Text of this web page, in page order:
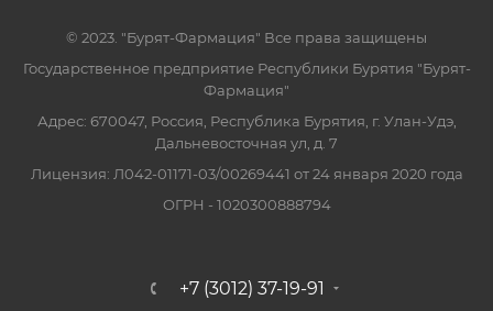
© 2023. "Бурят-Фармация" Все права защищены
Государственное предприятие Республики Бурятия "Бурят-
Фармация"
Адрес: 670047, Россия, Республика Бурятия, г. Улан-Удэ,
Дальневосточная ул, д. 7
Лицензия: Л042-01171-03/00269441 от 24 января 2020 года
ОГРН - 1020300888794
+7 (3012) 37-19-91